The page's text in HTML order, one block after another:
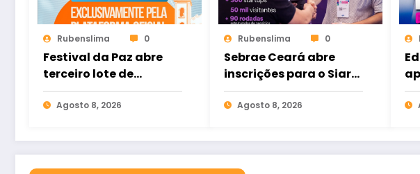
Rubenslima 0
Festival da Paz abre
terceiro lote de
ingressos no dia 13 de
agosto
Agosto 8, 2026
Rubenslima 0
Sebrae Ceará abre
inscrições para o Siará
Tech Summit 2026
Agosto 8, 2026